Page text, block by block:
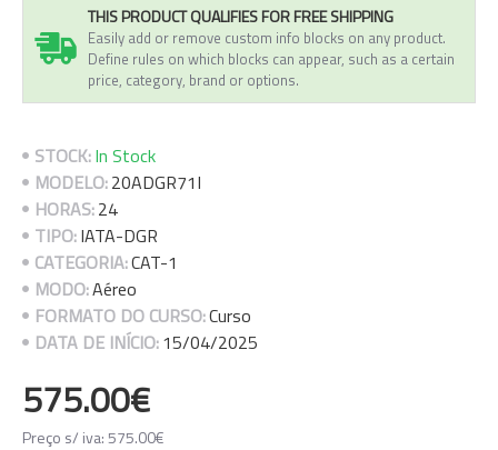
THIS PRODUCT QUALIFIES FOR FREE SHIPPING
Easily add or remove custom info blocks on any product.
Define rules on which blocks can appear, such as a certain
price, category, brand or options.
STOCK:In Stock
MODELO:20ADGR71I
HORAS:24
TIPO:IATA-DGR
CATEGORIA:CAT-1
MODO:Aéreo
FORMATO DO CURSO:Curso
DATA DE INÍCIO:15/04/2025
575.00€
Preço s/ iva: 575.00€